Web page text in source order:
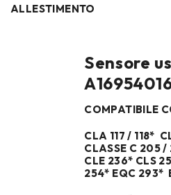
ALLESTIMENTO
Sensore
COMPATIBILE
CLA 117 / 118*
CLASSE C 205
CLE 236* CLS
254* EQC 293*